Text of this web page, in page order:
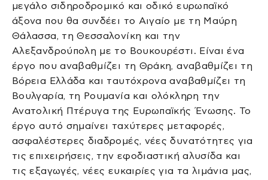
μεγάλο σιδηροδρομικό και οδικό ευρωπαϊκό
άξονα που θα συνδέει το Αιγαίο με τη Μαύρη
Θάλασσα, τη Θεσσαλονίκη και την
Αλεξανδρούπολη με το Βουκουρέστι. Είναι ένα
έργο που αναβαθμίζει τη Θράκη, αναβαθμίζει τη
Βόρεια Ελλάδα και ταυτόχρονα αναβαθμίζει τη
Βουλγαρία, τη Ρουμανία και ολόκληρη την
Ανατολική Πτέρυγα της Ευρωπαϊκής Ένωσης. Το
έργο αυτό σημαίνει ταχύτερες μεταφορές,
ασφαλέστερες διαδρομές, νέες δυνατότητες για
τις επιχειρήσεις, την εφοδιαστική αλυσίδα και
τις εξαγωγές, νέες ευκαιρίες για τα λιμάνια μας,